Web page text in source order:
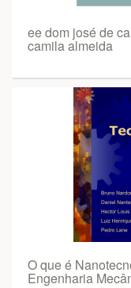
ee dom josé de
camila almeida
O que é
Engenharia